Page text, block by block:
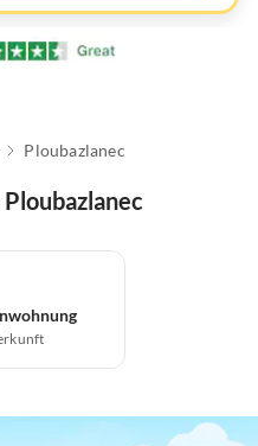
Ploubazlanec